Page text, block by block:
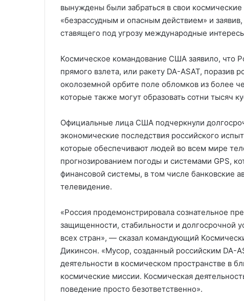
вынуждены были забраться в свои космические
«безрассудным и опасным действием» и
ставящего под угрозу международные
Космическое командование США заявило, что
прямого взлета, или ракету DA-ASAT, поразив
околоземной орбите поле обломков из более
которые также могут образовать сотни тысяч
Официальные лица США подчеркнули
экономические последствия российского
которые обеспечивают людей во всем мире
прогнозированием погоды и системами GPS,
финансовой системы, в том числе банковские
телевидение.
«Россия продемонстрировала сознательное
защищенности, стабильности и долгосрочной
всех стран», — сказал командующий
Дикинсон. «Мусор, созданный российским DA-
деятельности в космическом пространстве в
космические миссии. Космическая
поведение просто безответственно».